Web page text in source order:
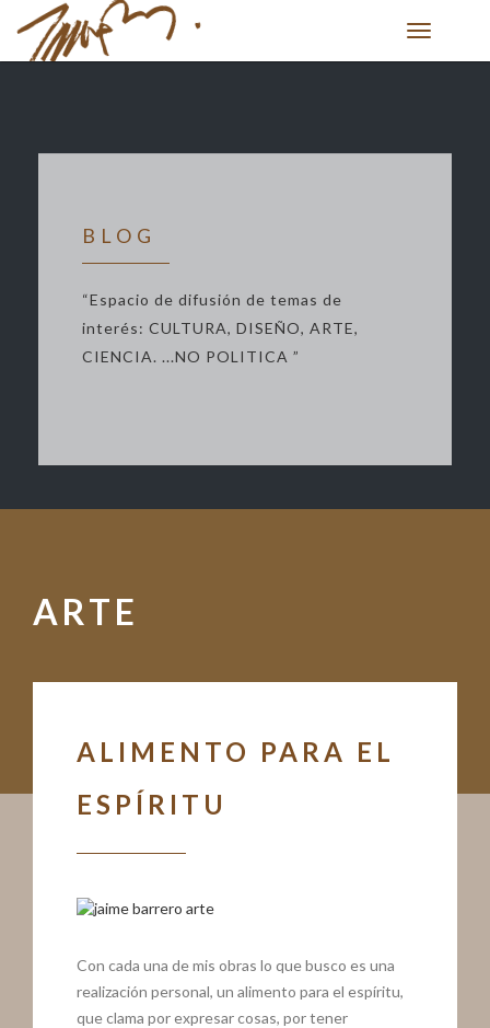
Toggle
BLOG
“Espacio de difusión de temas de
interés: CULTURA, DISEÑO, ARTE,
CIENCIA. ...NO POLITICA ”
ARTE
ALIMENTO PARA EL
ESPÍRITU
Con cada una de mis obras lo que busco es una
realización personal, un alimento para el espíritu,
que clama por expresar cosas, por tener